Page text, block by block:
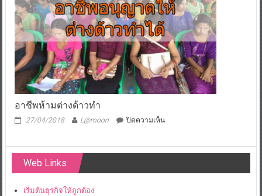
อาชีพห้ามต่างด้าวทำ
27/04/2018 L@moon ปิดความเห็นบน
ต่างด้าว
Web Links
เริ่มต้นธุรกิจให้ถูกต้อง